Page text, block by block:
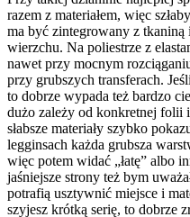
razem z materiałem, więc
ma być zintegrowany z
wierzchu. Na poliestrze z
nawet przy mocnym
przy grubszych transferach.
to dobrze wypada też bardzo
dużo zależy od konkretnej folii
słabsze materiały szybko
legginsach każda grubsza
więc potem widać „łatę” albo
jaśniejsze strony też bym
potrafią usztywnić miejsce i
szyjesz krótką serię, to dobrze